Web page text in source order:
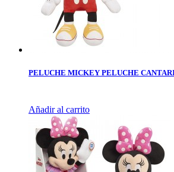
PELUCHE MICKEY PELUCHE
Añadir al carrito